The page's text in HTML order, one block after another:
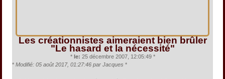
Les créationnistes aimeraient bien brûler
"Le hasard et la nécessité"
* le: 25 décembre 2007, 12:05:49 *
* Modifié: 05 août 2017, 01:27:46 par Jacques *